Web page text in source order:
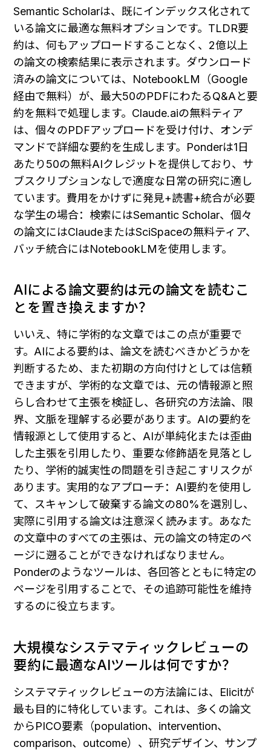
Semantic Scholarは、既にインデックス化されて
いる論文に最適な無料オプションです。TLDR要
約は、何もアップロードすることなく、2億以上
の論文の検索結果に表示されます。ダウンロード
済みの論文については、NotebookLM（Google
経由で無料）が、最大50のPDFにわたるQ&Aと要
約を無料で処理します。Claude.aiの無料ティア
は、個々のPDFアップロードを受け付け、オンデ
マンドで詳細な要約を生成します。Ponderは1日
あたり50の無料AIクレジットを提供しており、サ
ブスクリプションなしで適度な日常の研究に適し
ています。費用をかけずに発見+読書+統合が必要
な学生の場合：検索にはSemantic Scholar、個々
の論文にはClaudeまたはSciSpaceの無料ティア、
バッチ統合にはNotebookLMを使用します。
AIによる論文要約は元の論文を読むこ
とを置き換えますか？
いいえ、特に学術的な文章ではこの点が重要で
す。AIによる要約は、論文を読むべきかどうかを
判断するため、また初期の方向付けとしては信頼
できますが、学術的な文章では、元の情報源と照
らし合わせて主張を検証し、各研究の方法論、限
界、文脈を理解する必要があります。AIの要約を
情報源として使用すると、AIが単純化または歪曲
した主張を引用したり、重要な修飾語を見落とし
たり、学術的誠実性の問題を引き起こすリスクが
あります。実用的なアプローチ：AI要約を使用し
て、スキャンして破棄する論文の80%を選別し、
実際に引用する論文は注意深く読みます。あなた
の文章中のすべての主張は、元の論文の特定のペ
ージに遡ることができなければなりません。
Ponderのようなツールは、各回答とともに特定の
ページを引用することで、その追跡可能性を維持
するのに役立ちます。
大規模なシステマティックレビューの
要約に最適なAIツールは何ですか？
システマティックレビューの方法論には、Elicitが
最も目的に特化しています。これは、多くの論文
からPICO要素（population、intervention、
comparison、outcome）、研究デザイン、サンプ